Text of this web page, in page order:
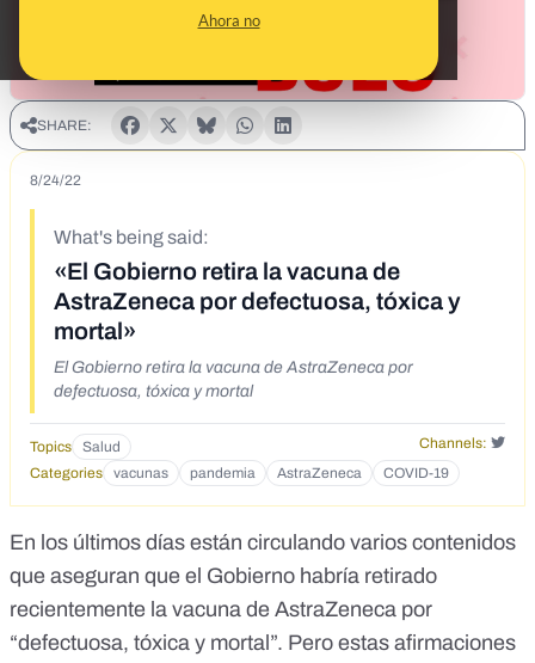
Ahora no
SHARE:
8/24/22
What's being said:
«El Gobierno retira la vacuna de
AstraZeneca por defectuosa, tóxica y
mortal»
El Gobierno retira la vacuna de AstraZeneca por
defectuosa, tóxica y mortal
Topics Salud
Channels:
Categories
vacunas pandemia AstraZeneca COVID-19
En los últimos días están circulando varios contenidos
que aseguran que el Gobierno habría retirado
recientemente la vacuna de AstraZeneca por
“defectuosa, tóxica y mortal”. Pero estas afirmaciones